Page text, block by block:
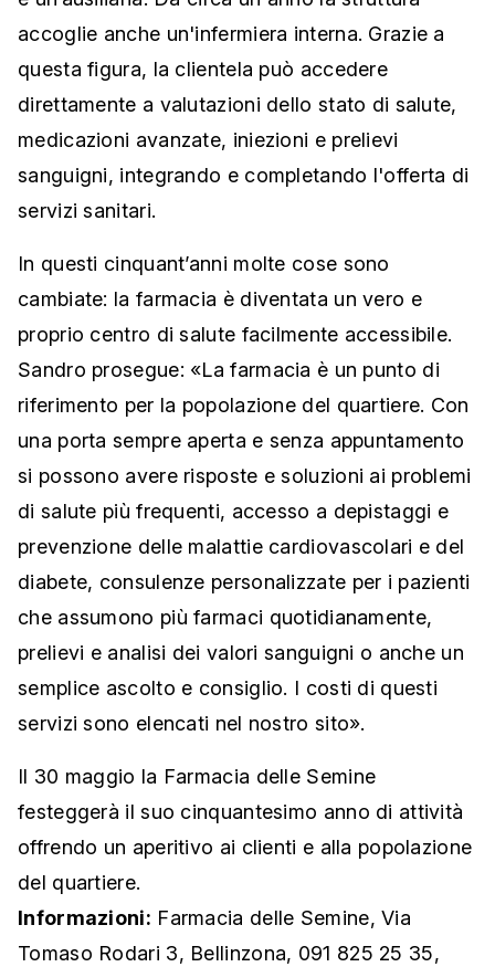
accoglie anche un'infermiera interna. Grazie a
questa figura, la clientela può accedere
direttamente a valutazioni dello stato di salute,
medicazioni avanzate, iniezioni e prelievi
sanguigni, integrando e completando l'offerta di
servizi sanitari.
In questi cinquant’anni molte cose sono
cambiate: la farmacia è diventata un vero e
proprio centro di salute facilmente accessibile.
Sandro prosegue: «La farmacia è un punto di
riferimento per la popolazione del quartiere. Con
una porta sempre aperta e senza appuntamento
si possono avere risposte e soluzioni ai problemi
di salute più frequenti, accesso a depistaggi e
prevenzione delle malattie cardiovascolari e del
diabete, consulenze personalizzate per i pazienti
che assumono più farmaci quotidianamente,
prelievi e analisi dei valori sanguigni o anche un
semplice ascolto e consiglio. I costi di questi
servizi sono elencati nel nostro sito».
Il 30 maggio la Farmacia delle Semine
festeggerà il suo cinquantesimo anno di attività
offrendo un aperitivo ai clienti e alla popolazione
del quartiere.
Informazioni: Farmacia delle Semine, Via
Tomaso Rodari 3, Bellinzona, 091 825 25 35,